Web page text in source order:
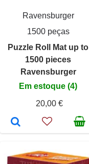
Ravensburger
1500 peças
Puzzle Roll Mat up to
1500 pieces
Ravensburger
Em estoque (4)
20,00 €